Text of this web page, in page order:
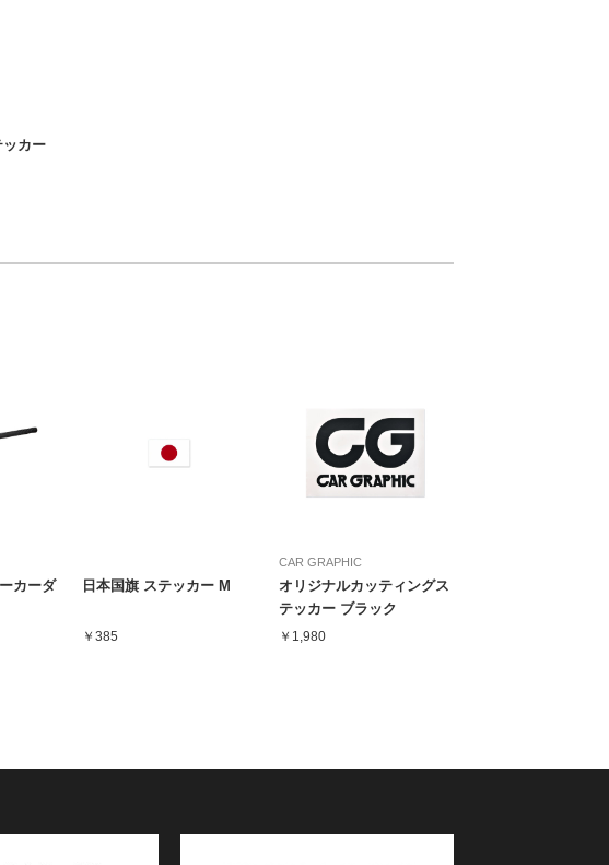
ッカー
カーダ
日本国旗 ステッカー M
￥385
CAR GRAPHIC
オリジナルカッティングス
テッカー ブラック
￥1,980